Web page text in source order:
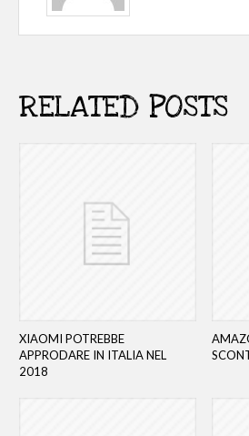
RELATED POSTS
XIAOMI POTREBBE
APPRODARE IN ITALIA NEL
2018